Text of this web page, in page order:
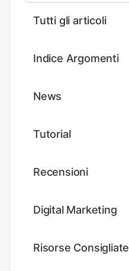
Tutti gli articoli
Indice Argomenti
News
Tutorial
Recensioni
Digital Marketing
Risorse Consigliate